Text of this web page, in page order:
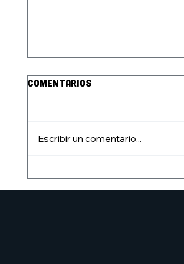
Comentarios
Escribir un comentario...